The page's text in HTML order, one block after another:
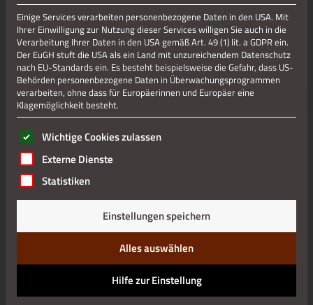
Einige Services verarbeiten personenbezogene Daten in den USA. Mit
Ihrer Einwilligung zur Nutzung dieser Services willigen Sie auch in die
Verarbeitung Ihrer Daten in den USA gemäß Art. 49 (1) lit. a GDPR ein.
Der EuGH stuft die USA als ein Land mit unzureichendem Datenschutz
nach EU-Standards ein. Es besteht beispielsweise die Gefahr, dass US-
Behörden personenbezogene Daten in Überwachungsprogrammen
verarbeiten, ohne dass für Europäerinnen und Europäer eine
Klagemöglichkeit besteht.
Es folgt eine Liste der Service-Gruppen, für die eine
Wichtige Cookies zulassen
Externe Dienste
Statistiken
Einstellungen speichern
Alles auswählen
Hilfe zur Einstellung